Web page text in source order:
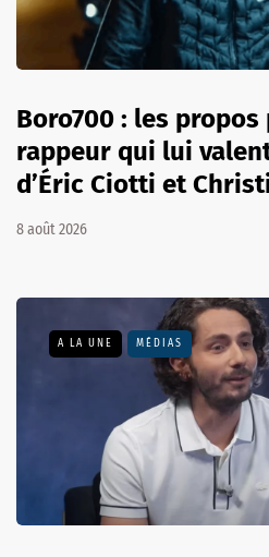
Boro700 : les
rappeur qui lui
d’Éric Ciotti et
8 août 2026
A LA UNE MÉDIAS